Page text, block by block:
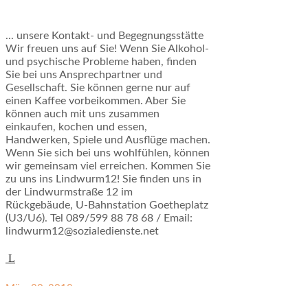
... unsere Kontakt- und Begegnungsstätte
Wir freuen uns auf Sie! Wenn Sie Alkohol-
und psychische Probleme haben, finden
Sie bei uns Ansprechpartner und
Gesellschaft. Sie können gerne nur auf
einen Kaffee vorbeikommen. Aber Sie
können auch mit uns zusammen
einkaufen, kochen und essen,
Handwerken, Spiele und Ausflüge machen.
Wenn Sie sich bei uns wohlfühlen, können
wir gemeinsam viel erreichen. Kommen Sie
zu uns ins Lindwurm12! Sie finden uns in
der Lindwurmstraße 12 im
Rückgebäude, U-Bahnstation Goetheplatz
(U3/U6). Tel 089/599 88 78 68 / Email:
lindwurm12@sozialedienste.net